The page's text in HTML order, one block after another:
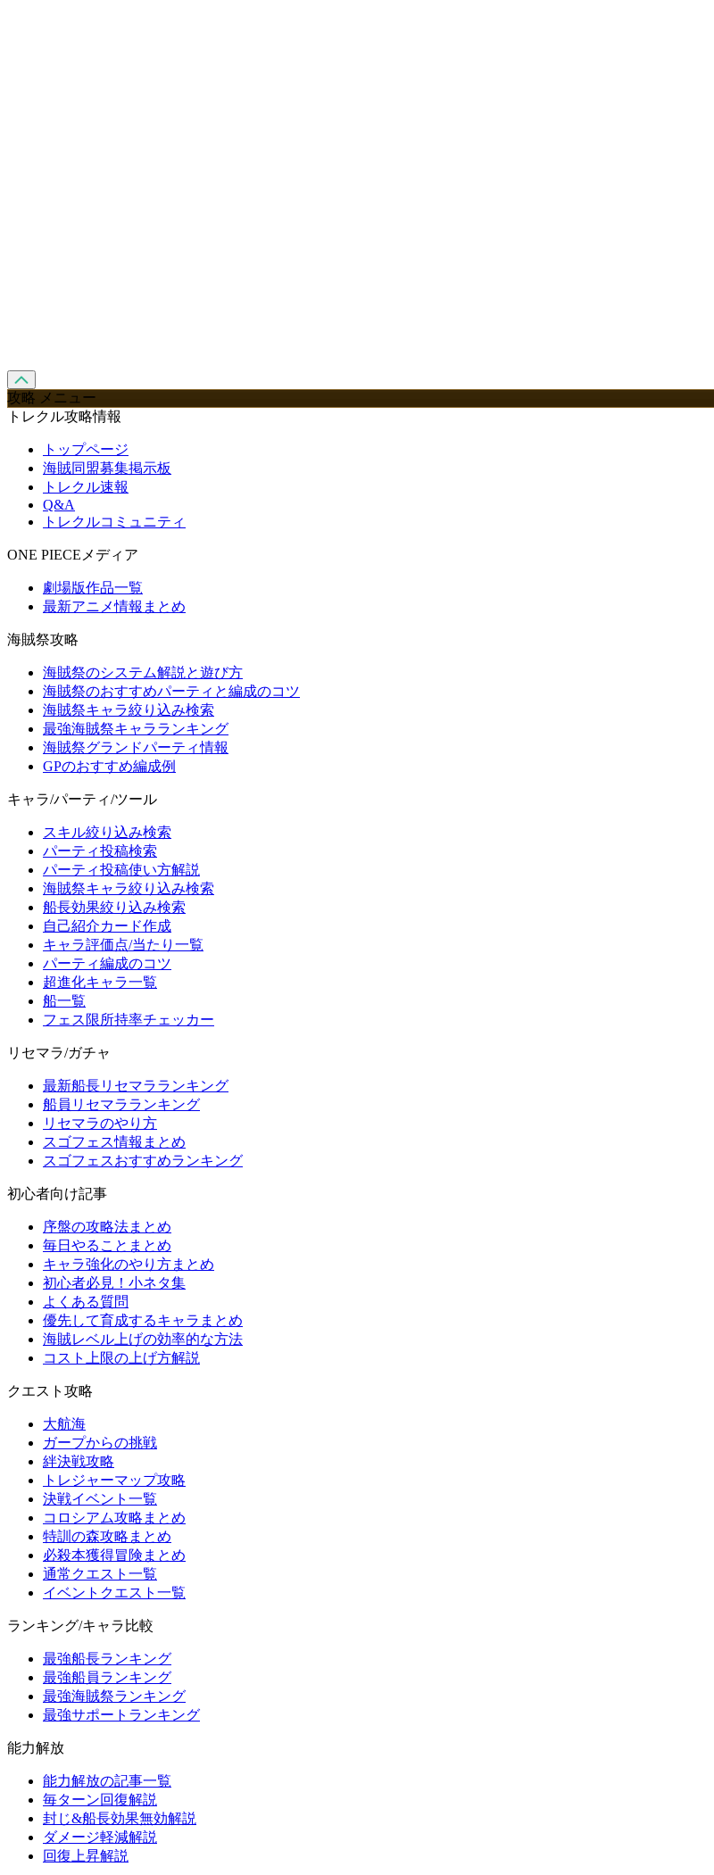
攻略 メニュー
トレクル攻略情報
トップページ
海賊同盟募集掲示板
トレクル速報
Q&A
トレクルコミュニティ
ONE PIECEメディア
劇場版作品一覧
最新アニメ情報まとめ
海賊祭攻略
海賊祭のシステム解説と遊び方
海賊祭のおすすめパーティと編成のコツ
海賊祭キャラ絞り込み検索
最強海賊祭キャラランキング
海賊祭グランドパーティ情報
GPのおすすめ編成例
キャラ/パーティ/ツール
スキル絞り込み検索
パーティ投稿検索
パーティ投稿使い方解説
海賊祭キャラ絞り込み検索
船長効果絞り込み検索
自己紹介カード作成
キャラ評価点/当たり一覧
パーティ編成のコツ
超進化キャラ一覧
船一覧
フェス限所持率チェッカー
リセマラ/ガチャ
最新船長リセマラランキング
船員リセマラランキング
リセマラのやり方
スゴフェス情報まとめ
スゴフェスおすすめランキング
初心者向け記事
序盤の攻略法まとめ
毎日やることまとめ
キャラ強化のやり方まとめ
初心者必見！小ネタ集
よくある質問
優先して育成するキャラまとめ
海賊レベル上げの効率的な方法
コスト上限の上げ方解説
クエスト攻略
大航海
ガープからの挑戦
絆決戦攻略
トレジャーマップ攻略
決戦イベント一覧
コロシアム攻略まとめ
特訓の森攻略まとめ
必殺本獲得冒険まとめ
通常クエスト一覧
イベントクエスト一覧
ランキング/キャラ比較
最強船長ランキング
最強船員ランキング
最強海賊祭ランキング
最強サポートランキング
能力解放
能力解放の記事一覧
毎ターン回復解説
封じ&船長効果無効解説
ダメージ軽減解説
回復上昇解説